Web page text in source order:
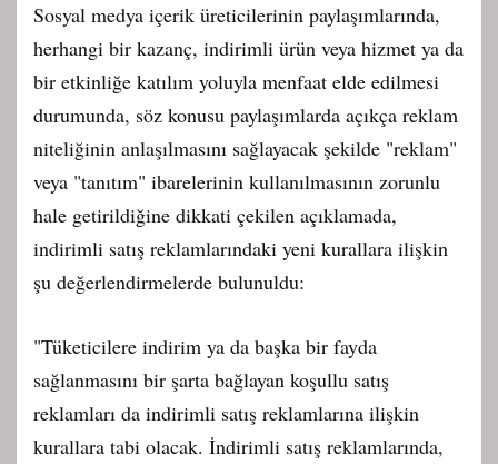
Sosyal medya içerik üreticilerinin paylaşımlarında,
herhangi bir kazanç, indirimli ürün veya hizmet ya da
bir etkinliğe katılım yoluyla menfaat elde edilmesi
durumunda, söz konusu paylaşımlarda açıkça reklam
niteliğinin anlaşılmasını sağlayacak şekilde "reklam"
veya "tanıtım" ibarelerinin kullanılmasının zorunlu
hale getirildiğine dikkati çekilen açıklamada,
indirimli satış reklamlarındaki yeni kurallara ilişkin
şu değerlendirmelerde bulunuldu:
"Tüketicilere indirim ya da başka bir fayda
sağlanmasını bir şarta bağlayan koşullu satış
reklamları da indirimli satış reklamlarına ilişkin
kurallara tabi olacak. İndirimli satış reklamlarında,